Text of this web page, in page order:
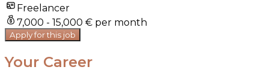
Freelancer
7,000 - 15,000 € per month
Apply for this job
Your Career